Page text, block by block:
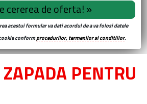
acestui formular va dati acordul de a va folosi datele
conformprocedurilor, termenilor si conditiilor.
PENTRU